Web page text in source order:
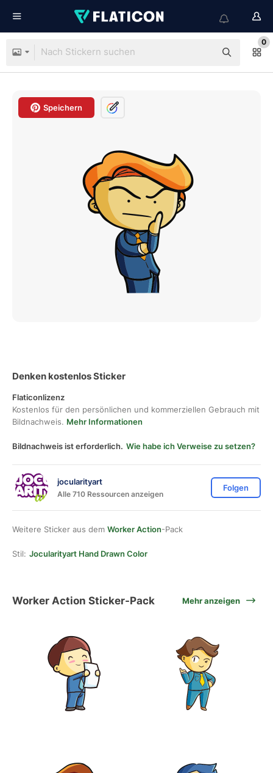
0
Speichern
Denken kostenlos Sticker
Flaticonlizenz
Kostenlos für den persönlichen und kommerziellen Gebrauch mit
Bildnachweis. Mehr Informationen
Bildnachweis ist erforderlich. Wie habe ich Verweise zu setzen?
jocularityart
Alle 710 Ressourcen anzeigen
Folgen
Weitere Sticker aus dem Worker Action-Pack
Stil: Jocularityart Hand Drawn Color
Worker Action Sticker-Pack Mehr anzeigen